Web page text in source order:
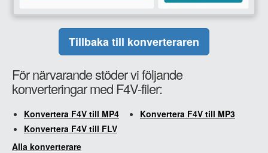
Tillbaka till konverteraren
För närvarande stöder vi följande
konverteringar med F4V-filer:
Konvertera F4V till MP4
Konvertera F4V till MP3
Konvertera F4V till FLV
Alla konverterare